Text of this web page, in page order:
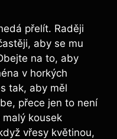
přelít. Raději
aby se mu
na to, aby
v horkých
tak, aby měl
přece jen to není
kousek
vřesy květinou,